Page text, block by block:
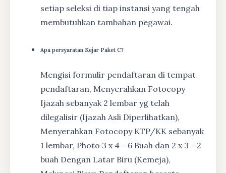
setiap seleksi di tiap instansi yang tengah
membutuhkan tambahan pegawai.
Apa persyaratan Kejar Paket C?
Mengisi formulir pendaftaran di tempat
pendaftaran, Menyerahkan Fotocopy
Ijazah sebanyak 2 lembar yg telah
dilegalisir (Ijazah Asli Diperlihatkan),
Menyerahkan Fotocopy KTP/KK sebanyak
1 lembar, Photo 3 x 4 = 6 Buah dan 2 x 3 = 2
buah Dengan Latar Biru (Kemeja),